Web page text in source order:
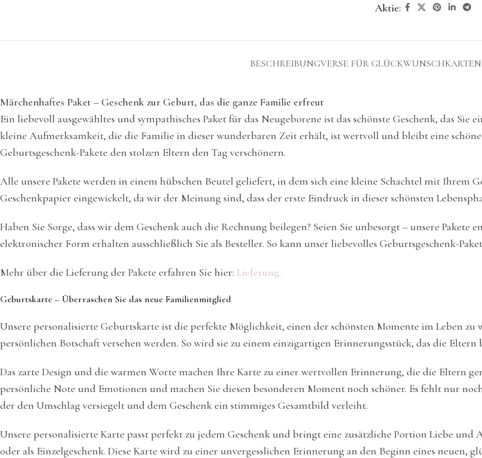
Aktie:
BESCHREIBUNGVERSE FÜR GLÜCKWUNSCHKARTEN
Märchenhaftes Paket – Geschenk zur Geburt, das die ganze Familie erfreut
Ein liebevoll ausgewähltes und sympathisches Paket für das Neugeborene ist das schönste Geschenk, das
kleine Aufmerksamkeit, die die Familie in dieser wunderbaren Zeit erhält, ist wertvoll und bleibt eine schöne
Geburtsgeschenk-Pakete den stolzen Eltern den Tag verschönern.
Alle unsere Pakete werden in einem hübschen Beutel geliefert, in dem sich eine kleine Schachtel mit Ihrem
Geschenkpapier eingewickelt, da wir der Meinung sind, dass der erste Eindruck in dieser schönsten
Haben Sie Sorge, dass wir dem Geschenk auch die Rechnung beilegen? Seien Sie unbesorgt – unsere
elektronischer Form erhalten ausschließlich Sie als Besteller. So kann unser liebevolles Geburtsgeschenk-
Mehr über die Lieferung der Pakete erfahren Sie hier: Lieferung.
Geburtskarte – Überraschen Sie das neue Familienmitglied
Unsere personalisierte Geburtskarte ist die perfekte Möglichkeit, einen der schönsten Momente im Leben
persönlichen Botschaft versehen werden. So wird sie zu einem einzigartigen Erinnerungsstück, das die Eltern
Das zarte Design und die warmen Worte machen Ihre Karte zu einer wertvollen Erinnerung, die die Eltern
persönliche Note und Emotionen und machen Sie diesen besonderen Moment noch schöner. Es fehlt nur
der den Umschlag versiegelt und dem Geschenk ein stimmiges Gesamtbild verleiht.
Unsere personalisierte Karte passt perfekt zu jedem Geschenk und bringt eine zusätzliche Portion Liebe und
oder als Einzelgeschenk. Diese Karte wird zu einer unvergesslichen Erinnerung an den Beginn eines neuen,